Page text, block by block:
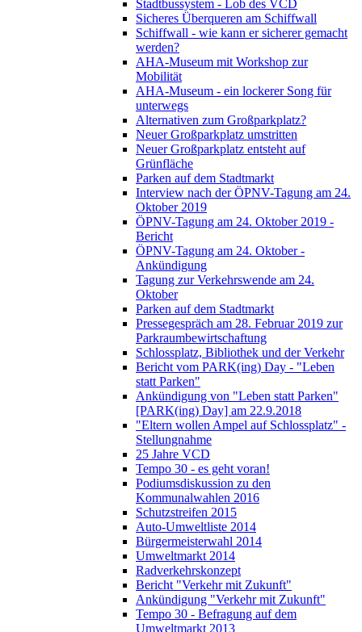
Stadtbussystem - Lob des VCD
Sicheres Überqueren am Schiffwall
Schiffwall - wie kann er sicherer gemacht
werden?
AHA-Museum mit Workshop zur
Mobilität
AHA-Museum - ein lockerer Song für
unterwegs
Alternativen zum Großparkplatz?
Neuer Großparkplatz umstritten
Neuer Großparkplatz entsteht auf
Grünfläche
Parken auf dem Stadtmarkt
Interview nach der ÖPNV-Tagung am 24.
Oktober 2019
ÖPNV-Tagung am 24. Oktober 2019 -
Bericht
ÖPNV-Tagung am 24. Oktober -
Ankündigung
Tagung zur Verkehrswende am 24.
Oktober
Parken auf dem Stadtmarkt
Pressegespräch am 28. Februar 2019 zur
Parkraumbewirtschaftung
Schlossplatz, Bibliothek und der Verkehr
Bericht vom PARK(ing) Day - "Leben
statt Parken"
Ankündigung von "Leben statt Parken"
[PARK(ing) Day] am 22.9.2018
"Eltern wollen Ampel auf Schlossplatz" -
Stellungnahme
25 Jahre VCD
Tempo 30 - es geht voran!
Podiumsdiskussion zu den
Kommunalwahlen 2016
Schutzstreifen 2015
Auto-Umweltliste 2014
Bürgermeisterwahl 2014
Umweltmarkt 2014
Radverkehrskonzept
Bericht "Verkehr mit Zukunft"
Ankündigung "Verkehr mit Zukunft"
Tempo 30 - Befragung auf dem
Umweltmarkt 2013